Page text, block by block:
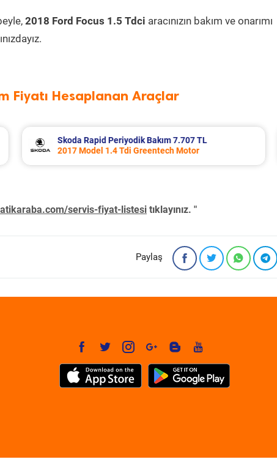
2018 Ford Focus 1.5 Tdci aracınızın bakım ve onarımı
Fiyatı Hesaplanan Araçlar
Porsche Panamera Periyodik Bakım 13.533 TL
2011 Model 3.6 4 Motor
servis-fiyat-listesi tıklayınız. "
Paylaş